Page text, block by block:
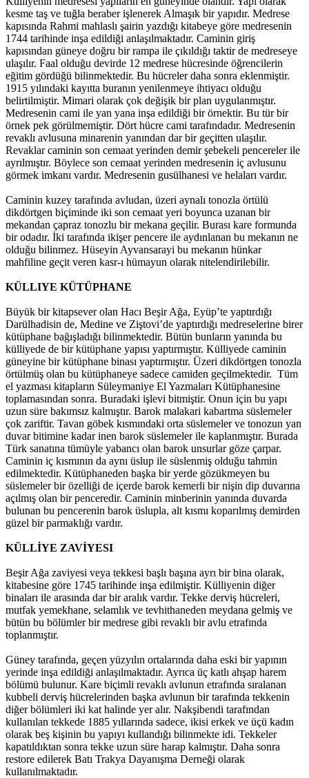
kesme taş ve tuğla beraber işlenerek Almaşık bir yapıdır. Medrese
kapısında Rahmi mahlaslı şairin yazdığı kitabeye göre medresenin
1744 tarihinde inşa edildiği anlaşılmaktadır. Caminin giriş
kapısından güneye doğru bir rampa ile çıkıldığı taktir de medreseye
ulaşılır. Faal olduğu devirde 12 medrese hücresinde öğrencilerin
eğitim gördüğü bilinmektedir. Bu hücreler daha sonra eklenmiştir.
1915 yılındaki kayıtta buranın yenilenmeye ihtiyacı olduğu
belirtilmiştir. Mimari olarak çok değişik bir plan uygulanmıştır.
Medresenin cami ile yan yana inşa edildiği bir örnektir. Bu tür bir
örnek pek görülmemiştir. Dört hücre cami tarafındadır. Medresenin
revaklı avlusuna minarenin yanından dar bir geçitten ulaşılır.
Revaklar caminin son cemaat yerinden demir şebekeli pencereler ile
ayrılmıştır. Böylece son cemaat yerinden medresenin iç avlusunu
görmek imkanı vardır. Medresenin gusülhanesi ve helaları vardır.
Caminin kuzey tarafında avludan, üzeri aynalı tonozla örtülü
dikdörtgen biçiminde iki son cemaat yeri boyunca uzanan bir
mekandan çapraz tonozlu bir mekana geçilir. Burası kare formunda
bir odadır. İki tarafında ikişer pencere ile aydınlanan bu mekanın ne
olduğu bilinmez. Hüseyin Ayvansarayi bu mekanın hünkar
mahfiline geçit veren kasr-ı hümayun olarak nitelendirilebilir.
KÜLLIYE KÜTÜPHANE
Büyük bir kitapsever olan Hacı Beşir Ağa, Eyüp’te yaptırdığı
Darülhadisin de, Medine ve Ziştovi’de yaptırdığı medreselerine birer
kütüphane bağışladığı bilinmektedir. Bütün bunların yanında bu
külliyede de bir kütüphane yapısı yaptırmıştır. Külliyede caminin
güneyine bir kütüphane binası yaptırmıştır. Üzeri dikdörtgen tonozla
örtülmüş olan bu kütüphaneye sadece camiden geçilmektedir. Tüm
el yazması kitapların Süleymaniye El Yazmaları Kütüphanesine
toplamasından sonra. Buradaki işlevi bitmiştir. Onun için bu yapı
uzun süre bakımsız kalmıştır. Barok malakari kabartma süslemeler
çok zariftir. Tavan göbek kısmındaki orta süslemeler ve tonozun yan
duvar bitimine kadar inen barok süslemeler ile kaplanmıştır. Burada
Türk sanatına tümüyle yabancı olan barok unsurlar göze çarpar.
Caminin iç kısmının da aynı üslup ile süslenmiş olduğu tahmin
edilmektedir. Kütüphaneden başka bir yerde gözükmeyen bu
süslemeler bir özelliği de içerde barok kemerli bir nişin dip duvarına
açılmış olan bir penceredir. Caminin minberinin yanında duvarda
bulunan bu pencerenin barok üslupla, alt kısmı koparılmış demirden
güzel bir parmaklığı vardır.
KÜLLİYE ZAVİYESI
Beşir Ağa zaviyesi veya tekkesi başlı başına ayrı bir bina olarak,
kitabesine göre 1745 tarihinde inşa edilmiştir. Külliyenin diğer
binaları ile arasında dar bir aralık vardır. Tekke derviş hücreleri,
mutfak yemekhane, selamlık ve tevhithaneden meydana gelmiş ve
bütün bu bölümler bir medrese gibi revaklı bir avlu etrafında
toplanmıştır.
Güney tarafında, geçen yüzyılın ortalarında daha eski bir yapının
yerinde inşa edildiği anlaşılmaktadır. Ayrıca üç katlı ahşap harem
bölümü bulunur. Kare biçimli revaklı avlunun etrafında sıralanan
kubbeli derviş hücrelerinden başka avlunun bir tarafında tekkenin
diğer bölümleri iki kat halinde yer alır. Nakşibendi tarafından
kullanılan tekkede 1885 yıllarında sadece, ikisi erkek ve üçü kadın
olarak beş kişinin bu yapıyı kullandığı bilinmekte idi. Tekkeler
kapatıldıktan sonra tekke uzun süre harap kalmıştır. Daha sonra
restore edilerek Batı Trakya Dayanışma Derneği olarak
kullanılmaktadır.